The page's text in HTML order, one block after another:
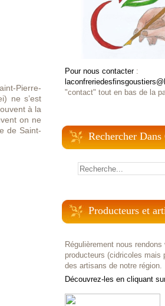
Pierre-
ne s’est
à la
on ne
de Saint-
Pour nous contacter:
"contact" tout en bas de la
Rechercher
Producteurs et
Régulièrement nous
producteurs (cidricoles mais
des artisans de notre région.
Découvrez-les en cliquant